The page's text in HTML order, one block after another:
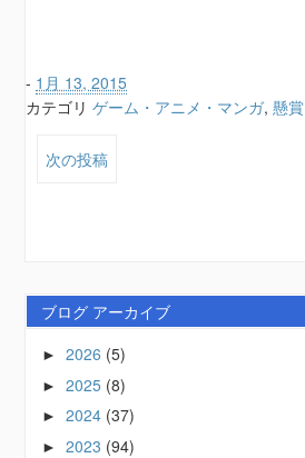
- 1月 13, 2015
カテゴリゲーム・アニメ・マンガ,懸賞
次の投稿
ブログ アーカイブ
►2026 (5)
►2025 (8)
►2024 (37)
►2023 (94)